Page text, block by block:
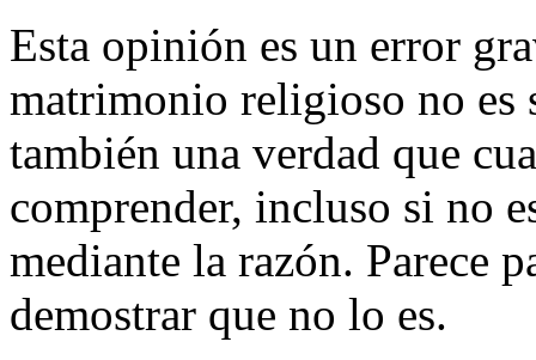
Esta opinión es un error
matrimonio religioso no es
también una verdad que
comprender, incluso si no
mediante la razón. Parece
demostrar que no lo es.